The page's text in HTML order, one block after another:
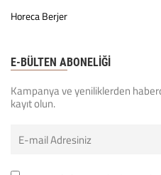
Horeca Berjer
E-BÜLTEN ABONELİĞİ
Kampanya ve yeniliklerden
kayıt olun.